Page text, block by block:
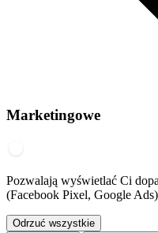
Marketingowe
Pozwalają wyświetlać Ci
(Facebook Pixel, Google
Odrzuć wszystkie